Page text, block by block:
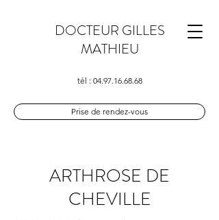
DOCTEUR GILLES
MATHIEU
tél : 04.97.16.68.68
Prise de rendez-vous
ARTHROSE DE
CHEVILLE